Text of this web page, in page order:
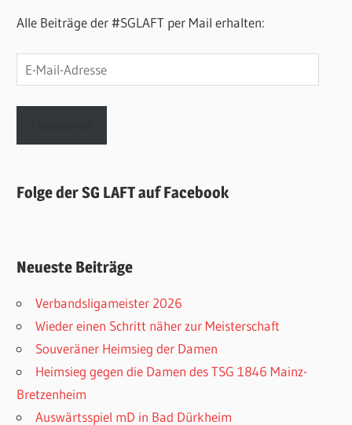
Alle Beiträge der #SGLAFT per Mail erhalten:
E-
Mail-
Adresse
Folge der SG LAFT auf Facebook
Neueste Beiträge
Verbandsligameister 2026
Wieder einen Schritt näher zur Meisterschaft
Souveräner Heimsieg der Damen
Heimsieg gegen die Damen des TSG 1846 Mainz-
Bretzenheim
Auswärtsspiel mD in Bad Dürkheim